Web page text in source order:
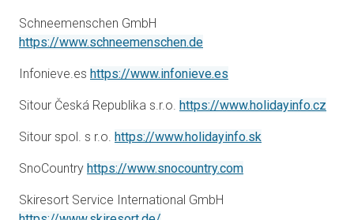
Schneemenschen GmbH
https://www.schneemenschen.deåbner i en ny fane
Infonieve.es https://www.infonieve.es
Sitour Česká Republika s.r.o. https://www.holidayinfo.cz
Sitour spol. s r.o. https://www.holidayinfo.sk
SnoCountry https://www.snocountry.comåbner i en ny fane
Skiresort Service International GmbH